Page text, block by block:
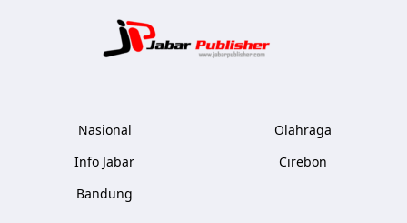
Nasional
Info Jabar
Bandung
Olahraga
Cirebon